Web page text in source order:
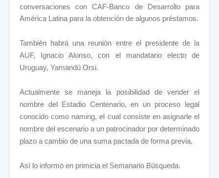
conversaciones con CAF-Banco de Desarrollo para
América Latina para la obtención de algunos préstamos.
También habrá una reunión entre el presidente de la
AUF, Ignacio Alonso, con el mandatario electo de
Uruguay, Yamandú Orsi.
Actualmente se maneja la posibilidad de vender el
nombre del Estadio Centenario, en un proceso legal
conocido como naming, el cual consiste en asignarle el
nombre del escenario a un patrocinador por determinado
plazo a cambio de una suma pactada de forma previa.
Así lo informó en primicia el Semanario Búsqueda.